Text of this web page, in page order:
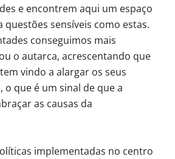
e encontrem aqui um espaço
questões sensíveis como estas.
conseguimos mais
o autarca, acrescentando que
vindo a alargar os seus
o que é um sinal de que a
as causas da
implementadas no centro